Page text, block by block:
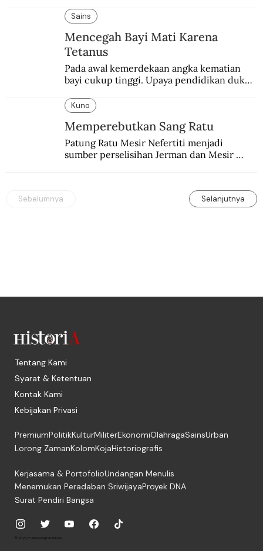
pembalasan.
Sains
Mencegah Bayi Mati Karena
Tetanus
Pada awal kemerdekaan angka kematian
bayi cukup tinggi. Upaya pendidikan dukun
Kuno
Memperebutkan Sang Ratu
Patung Ratu Mesir Nefertiti menjadi
sumber perselisihan Jerman dan Mesir
Sebelumnya Selanjutnya
Tentang Kami
Syarat & Ketentuan
Kontak Kami
Kebijakan Privasi
PremiumPolitikKulturMiliterEkonomiOlahragaSainsUrban
Lorong ZamanKolomKojaHistoriografis
Kerjasama & PortofolioUndangan Menulis
Menemukan Peradaban SriwijayaProyek DNA
Surat Pendiri Bangsa
© 2026, PT. Media Digital Historia.